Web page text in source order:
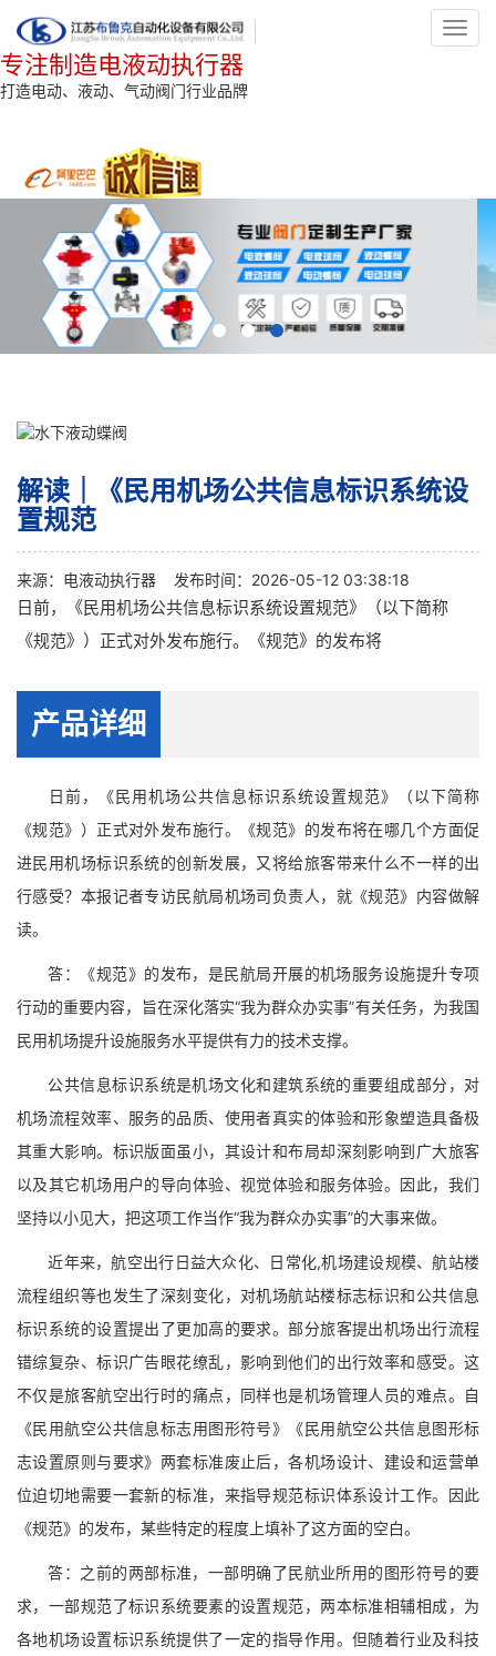
专注制造电液动执行器
打造电动、液动、气动阀门行业品牌
解读｜《民用机场公共信息标识系统设
置规范
来源： 电液动执行器 发布时间：2026-05-12 03:38:18
日前，《民用机场公共信息标识系统设置规范》（以下简称
《规范》）正式对外发布施行。《规范》的发布将
产品详细
日前，《民用机场公共信息标识系统设置规范》（以下简称
《规范》）正式对外发布施行。《规范》的发布将在哪几个方面促
进民用机场标识系统的创新发展，又将给旅客带来什么不一样的出
行感受？本报记者专访民航局机场司负责人，就《规范》内容做解
读。
答：《规范》的发布，是民航局开展的机场服务设施提升专项
行动的重要内容，旨在深化落实“我为群众办实事”有关任务，为我国
民用机场提升设施服务水平提供有力的技术支撑。
公共信息标识系统是机场文化和建筑系统的重要组成部分，对
机场流程效率、服务的品质、使用者真实的体验和形象塑造具备极
其重大影响。标识版面虽小，其设计和布局却深刻影响到广大旅客
以及其它机场用户的导向体验、视觉体验和服务体验。因此，我们
坚持以小见大，把这项工作当作“我为群众办实事”的大事来做。
近年来，航空出行日益大众化、日常化,机场建设规模、航站楼
流程组织等也发生了深刻变化，对机场航站楼标志标识和公共信息
标识系统的设置提出了更加高的要求。部分旅客提出机场出行流程
错综复杂、标识广告眼花缭乱，影响到他们的出行效率和感受。这
不仅是旅客航空出行时的痛点，同样也是机场管理人员的难点。自
《民用航空公共信息标志用图形符号》《民用航空公共信息图形标
志设置原则与要求》两套标准废止后，各机场设计、建设和运营单
位迫切地需要一套新的标准，来指导规范标识体系设计工作。因此
《规范》的发布，某些特定的程度上填补了这方面的空白。
答：之前的两部标准，一部明确了民航业所用的图形符号的要
求，一部规范了标识系统要素的设置规范，两本标准相辅相成，为
各地机场设置标识系统提供了一定的指导作用。但随着行业及科技